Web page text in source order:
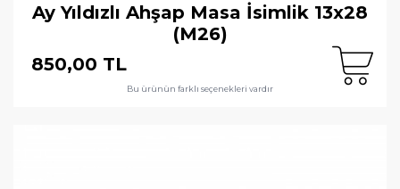
Ay Yıldızlı Ahşap Masa İsimlik 13x28
(M26)
850,00 TL
Bu ürünün farklı seçenekleri vardır